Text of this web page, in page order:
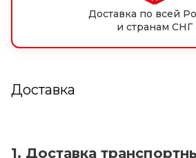
Доставка по всей
и странам СНГ
Доставка
1. Доставка